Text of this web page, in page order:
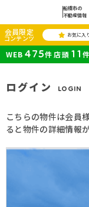
船橋市の
不動産情報
会員限定
コンテンツ お気に入
WEB 475件 店頭 11件
ログイン LOGIN
こちらの物件は会員
ると物件の詳細情報